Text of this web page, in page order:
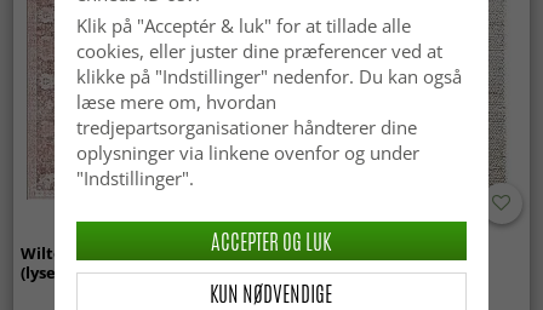
Wilton-tæppe - Gombalia
(lyserød)
Uldtæppe - Avafors Wool
Bubble (natural)
Klik på "Acceptér & luk" for at tillade alle
cookies, eller juster dine præferencer ved at
klikke på "Indstillinger" nedenfor. Du kan også
læse mere om, hvordan
tredjepartsorganisationer håndterer dine
oplysninger via linkene ovenfor og under
"Indstillinger".
KUN NØDVENDIGE
ACCEPTER OG LUK